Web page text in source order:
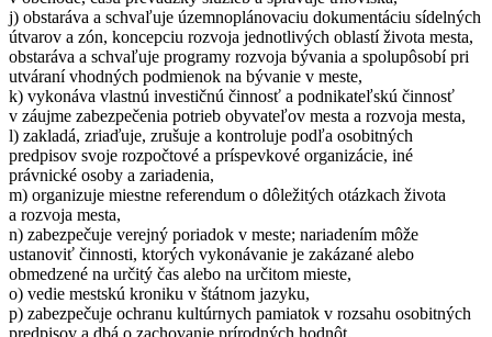
j) obstaráva a schvaľuje územnoplánovaciu dokumentáciu sídelných
útvarov a zón, koncepciu rozvoja jednotlivých oblastí života mesta,
obstaráva a schvaľuje programy rozvoja bývania a spolupôsobí pri
utváraní vhodných podmienok na bývanie v meste,
k) vykonáva vlastnú investičnú činnosť a podnikateľskú činnosť
v záujme zabezpečenia potrieb obyvateľov mesta a rozvoja mesta,
l) zakladá, zriaďuje, zrušuje a kontroluje podľa osobitných
predpisov svoje rozpočtové a príspevkové organizácie, iné
právnické osoby a zariadenia,
m) organizuje miestne referendum o dôležitých otázkach života
a rozvoja mesta,
n) zabezpečuje verejný poriadok v meste; nariadením môže
ustanoviť činnosti, ktorých vykonávanie je zakázané alebo
obmedzené na určitý čas alebo na určitom mieste,
o) vedie mestskú kroniku v štátnom jazyku,
p) zabezpečuje ochranu kultúrnych pamiatok v rozsahu osobitných
predpisov a dbá o zachovanie prírodných hodnôt,